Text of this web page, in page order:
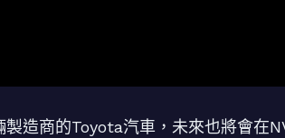
製造商的Toyota汽車，未來也將會在